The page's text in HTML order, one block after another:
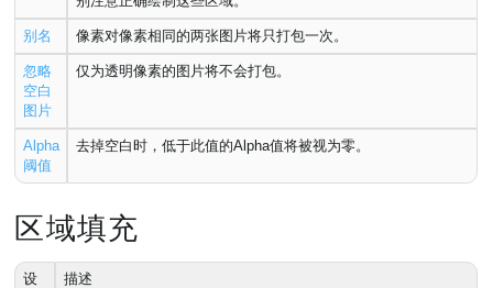
别名 像素对像素相同的两张图片将只打包一次。
忽略
空白
图片
仅为透明像素的图片将不会打包。
Alpha
阈值
去掉空白时，低于此值的Alpha值将被视为零。
区域填充
设
描述